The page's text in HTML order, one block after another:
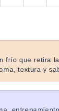
frío que retira
textura y